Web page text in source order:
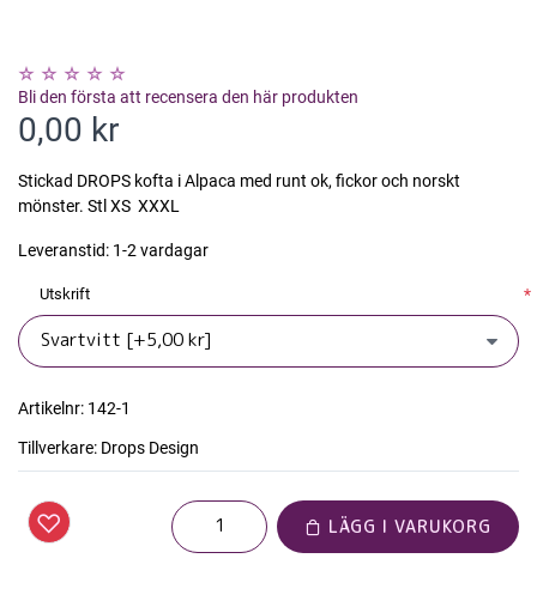
Bli den första att recensera den här produkten
0,00 kr
Stickad DROPS kofta i Alpaca med runt ok, fickor och norskt
mönster. Stl XS  XXXL
Leveranstid: 1-2 vardagar
Utskrift *
Artikelnr: 142-1
Tillverkare: Drops Design
LÄGG I VARUKORG